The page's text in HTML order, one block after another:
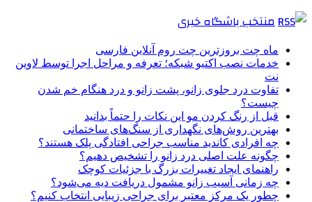
منتخب باشگاه خبری
ماه چت بروزترین چت روم آنلاین فارسی
خدمات نصب اکتیو شبکه؛ تعرفه و مراحل اجرا توسط لاوین
نت
تفاوت درد جلوی زانو، پشت زانو و درد هنگام خم شدن
چیست؟
قبل از رنگ کردن مو این نکات را حتماً بدانید
بهترین روش‌های نگهداری از سنگ‌های ساختمانی
چه افرادی کاندید مناسب جراحی افتادگی پلک هستند؟
چگونه علت اصلی درد زانو را تشخیص دهیم؟
راهنمای ایجاد تغییرات بزرگ با جزئیات کوچک
چه زمانی آسیب زانو مشمول دریافت دیه می‌شود؟
چطور یک مرکز معتبر برای جراحی زیبایی انتخاب کنیم؟